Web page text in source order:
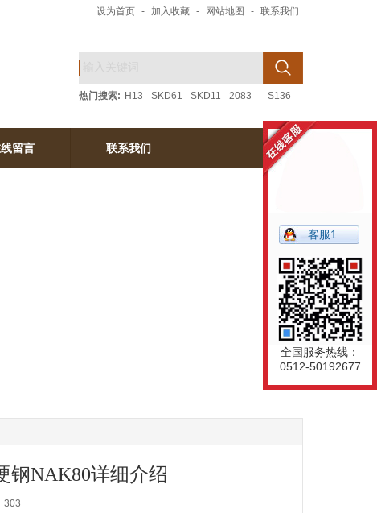
设为首页 - 加入收藏 - 网站地图 - 联系我们
热门搜索: H13 SKD61 SKD11 2083 S136
留言 联系我们
钢NAK80详细介绍
303
客服1
全国服务热线：
0512-50192677